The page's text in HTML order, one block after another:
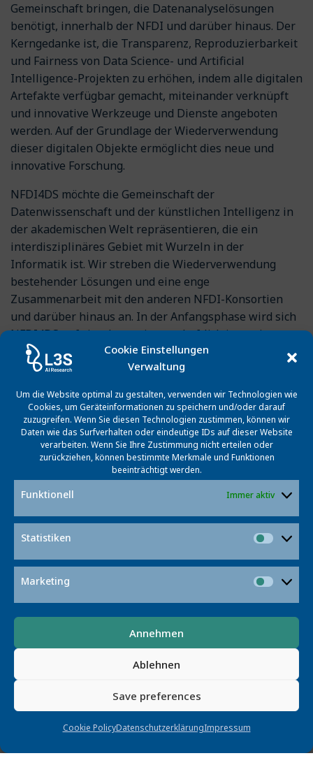
Cookie Einstellungen
Verwaltung
Um die Website optimal zu gestalten, verwenden wir Technologien wie
Cookies, um Geräteinformationen zu speichern und/oder darauf
zuzugreifen. Wenn Sie diesen Technologien zustimmen, können wir
Daten wie das Surfverhalten oder eindeutige IDs auf dieser Website
verarbeiten. Wenn Sie Ihre Zustimmung nicht erteilen oder
zurückziehen, können bestimmte Merkmale und Funktionen
beeinträchtigt werden.
Funktionell Immer aktiv
Statistiken
Marketing
Annehmen
Ablehnen
Save preferences
Cookie PolicyDatenschutzerklärungImpressum
Gemeinschaft bringen, die Datenanalyselösungen
benötigt, innerhalb der NFDI und darüber hinaus. Der
Kerngedanke ist, die Transparenz, Reproduzierbarkeit
und Fairness von Data Science- und Artificial
Intelligence-Projekten zu erhöhen, indem alle digitalen
Artefakte verfügbar gemacht, miteinander verknüpft
und innovative Werkzeuge und Dienste angeboten
werden. Auf der Grundlage der Wiederverwendung
dieser digitalen Objekte ermöglicht dies neue und
innovative Forschung.
NFDI4DS möchte die Gemeinschaft der
Datenwissenschaft und der künstlichen Intelligenz in
der akademischen Welt repräsentieren, die ein
interdisziplinäres Gebiet mit Wurzeln in der
Informatik ist. Wir streben die Wiederverwendung
bestehender Lösungen und eine enge
Zusammenarbeit mit den anderen NFDI-Konsortien
und darüber hinaus an. In der Anfangsphase wird sich
NFDI4DS auf vier datenwissenschaftlich intensive
Anwendungsbereiche konzentrieren:
Sprachtechnologie, biomedizinische Wissenschaften,
Sozialwissenschaften. Das in NFDI4DS vorhandene
Fachwissen stellt sicher, dass Metadatenstandards
bereichsübergreifend interoperabel sind und dass
neue Wege im Umgang mit digitalen Objekten
Förderprogramm
Projektpartner
Kontakt